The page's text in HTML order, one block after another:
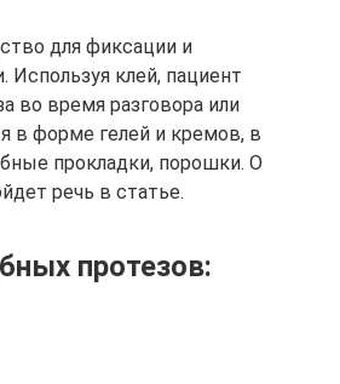
для фиксации и
Используя клей, пациент
во время разговора или
в форме гелей и кремов, в
прокладки, порошки. О
речь в статье.
протезов: